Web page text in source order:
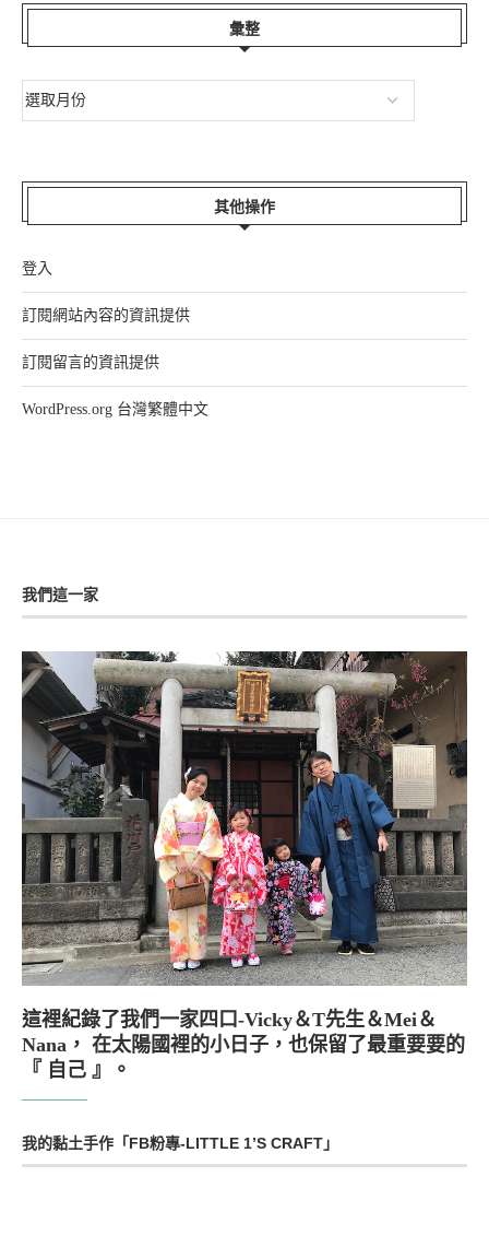
彙整
其他操作
登入
訂閱網站內容的資訊提供
訂閱留言的資訊提供
WordPress.org 台灣繁體中文
我們這一家
這裡紀錄了我們一家四口-Vicky＆T先生＆Mei＆
Nana， 在太陽國裡的小日子，也保留了最重要要的
『 自己 』。
我的黏土手作「FB粉專-LITTLE 1’S CRAFT」